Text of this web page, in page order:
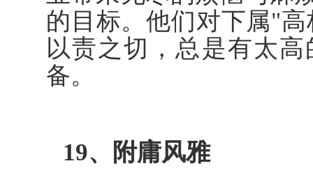
的目标。他们对下属"
以责之切，总是有太
备。
19、附庸风雅